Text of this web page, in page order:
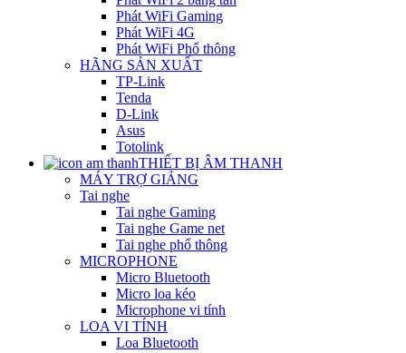
Phát WiFi Gaming
Phát WiFi 4G
Phát WiFi Phổ thông
HÃNG SẢN XUẤT
TP-Link
Tenda
D-Link
Asus
Totolink
THIẾT BỊ ÂM THANH
MÁY TRỢ GIẢNG
Tai nghe
Tai nghe Gaming
Tai nghe Game net
Tai nghe phổ thông
MICROPHONE
Micro Bluetooth
Micro loa kéo
Microphone vi tính
LOA VI TÍNH
Loa Bluetooth